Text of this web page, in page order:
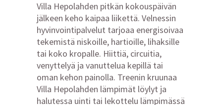
Villa Hepolahden pitkän kokouspäivän
jälkeen keho kaipaa liikettä. Velnessin
hyvinvointipalvelut tarjoaa energisoivaa
tekemistä niskoille, hartioille, lihaksille
tai koko kropalle. Hiittiä, circuitia,
venyttelyä ja vanuttelua kepillä tai
oman kehon painolla. Treenin kruunaa
Villa Hepolahden lämpimät löylyt ja
halutessa uinti tai lekottelu lämpimässä